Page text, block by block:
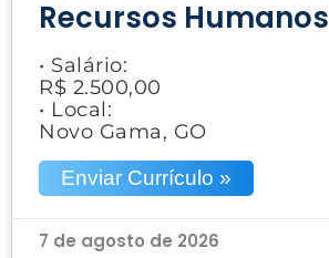
Recursos Humanos
• Salário:
R$ 2.500,00
• Local:
Novo Gama, GO
Enviar Currículo »
7 de agosto de 2026